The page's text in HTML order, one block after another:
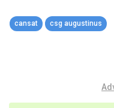
cansat csg augustinus